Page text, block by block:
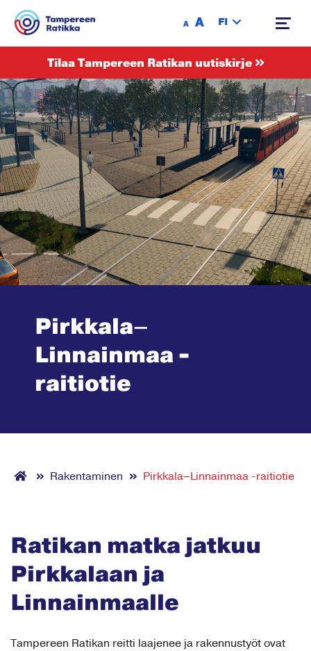
A A FI
Tilaa Tampereen Ratikan uutiskirje
Pirkkala–
Linnainmaa -
raitiotie
Rakentaminen Pirkkala–Linnainmaa -raitiotie
Ratikan matka jatkuu
Pirkkalaan ja
Linnainmaalle
Tampereen Ratikan reitti laajenee ja rakennustyöt ovat